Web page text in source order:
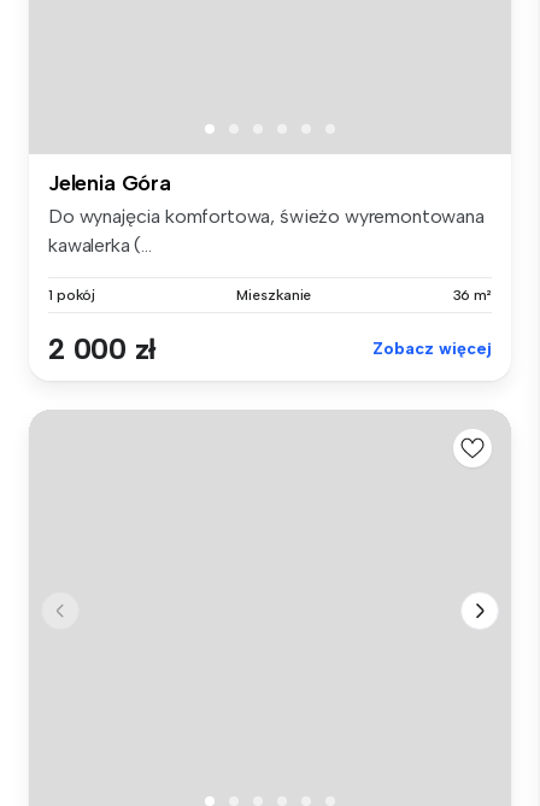
Jelenia Góra
Do wynajęcia komfortowa, świeżo wyremontowana
kawalerka (...
1 pokój Mieszkanie 36 m²
2 000 zł Zobacz więcej